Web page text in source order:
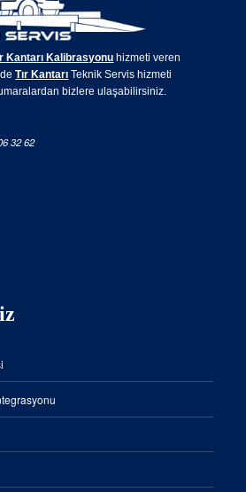
Kantarı Kalibrasyonu hizmeti veren
Tır Kantarı Teknik Servis hizmeti
bizlere ulaşabilirsiniz.
32 62